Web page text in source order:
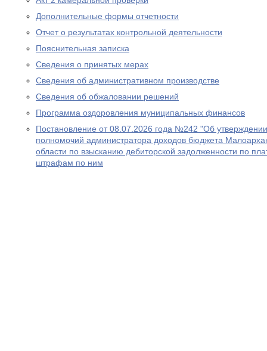
Дополнительные формы отчетности
Отчет о результатах контрольной деятельности
Пояснительная записка
Сведения о принятых мерах
Сведения об административном производстве
Сведения об обжаловании решений
Программа оздоровления муниципальных финансов
Постановление от 08.07.2026 года №242 "Об
полномочий администратора доходов бюджета
области по взысканию дебиторской задолженности по
штрафам по ним